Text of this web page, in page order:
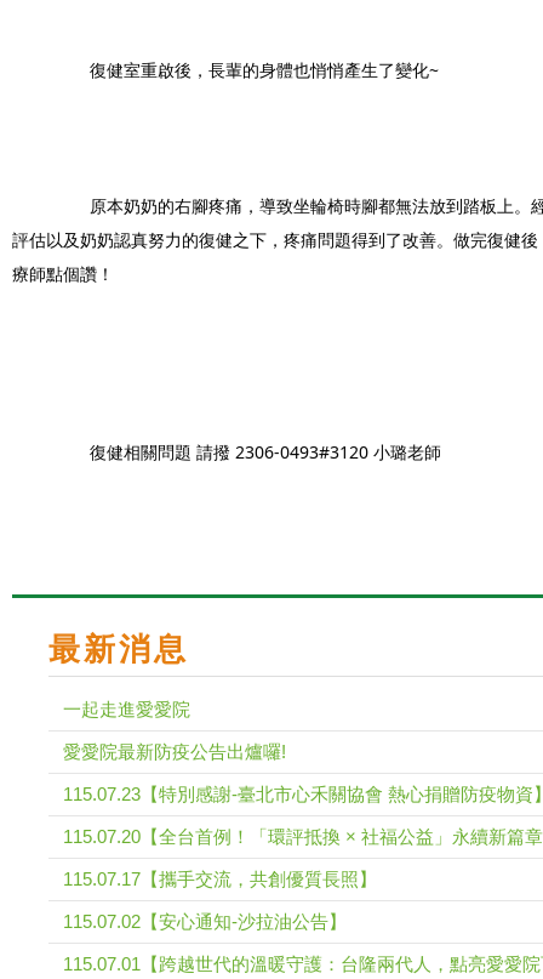
		復健室重啟後，長輩的身體也悄悄產生了變化~
評估以及奶奶認真努力的復健之下，疼痛問題得到了改善。做完復健
療師點個讚！
		復健相關問題 請撥 2306-0493#3120 小璐老師
最新消息
一起走進愛愛院
愛愛院最新防疫公告出爐囉!
115.07.23【特別感謝-臺北市心禾關協會 熱心捐贈防疫物資
115.07.20【全台首例！「環評抵換 × 社福公益」永續新篇
115.07.17【攜手交流，共創優質長照】
115.07.02【安心通知-沙拉油公告】
115.07.01【跨越世代的溫暖守護：台隆兩代人，點亮愛愛